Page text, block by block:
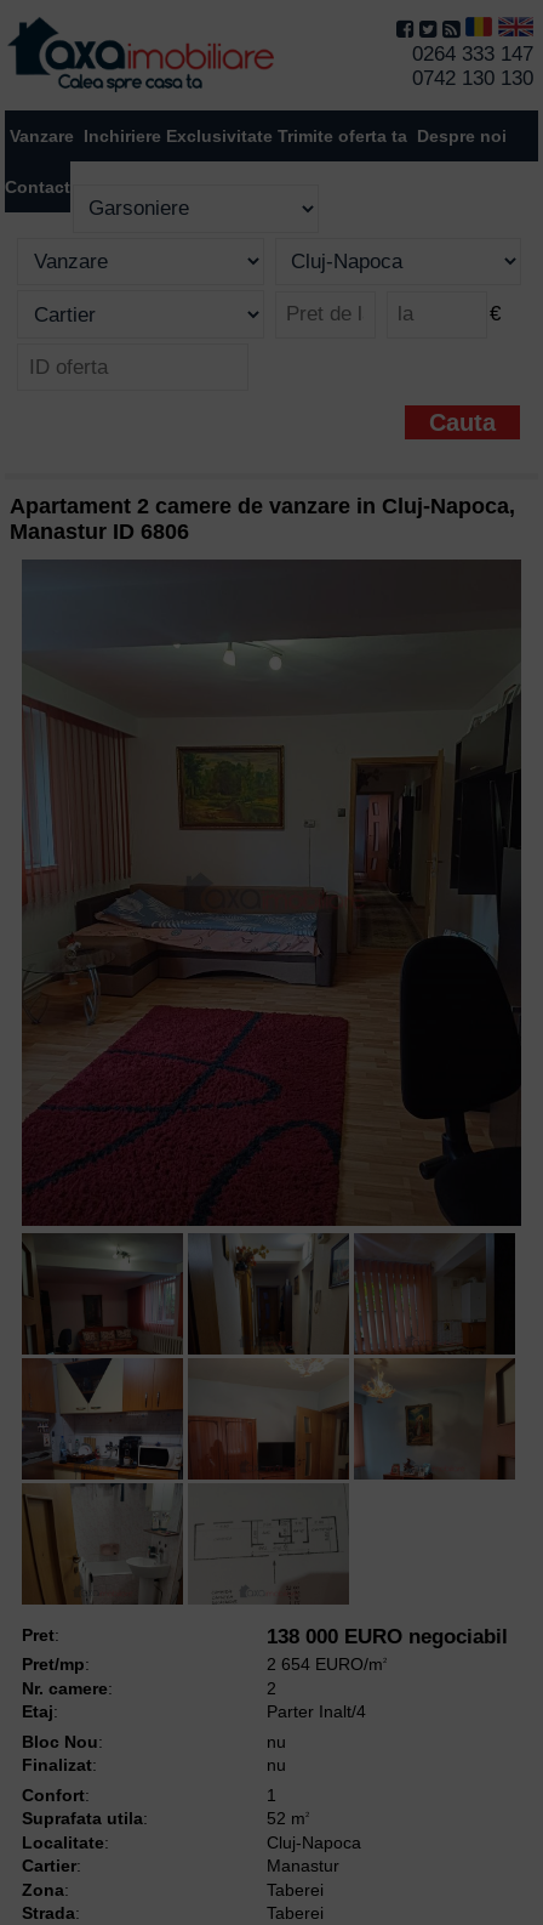
0264 333 147
0742 130 130
Vanzare Inchiriere Exclusivitate Trimite oferta ta Despre noi
Contact
€
Apartament 2 camere de vanzare in Cluj-Napoca,
Manastur ID 6806
Pret: 138 000 EURO negociabil
Pret/mp: 2 654 EURO/m2
Nr. camere:
2
Etaj:
Parter Inalt/4
Bloc Nou:
nu
Finalizat:
nu
Confort:
1
Suprafata utila: 52 m2
Localitate:
Cluj-Napoca
Cartier:
Manastur
Zona:
Taberei
Strada:
Taberei